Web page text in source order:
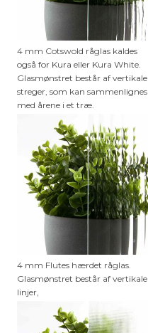
4 mm Cotswold råglas kaldes
også for Kura eller Kura White.
Glasmønstret består af vertikale
streger, som kan sammenlignes
med årene i et træ.
4 mm Flutes hærdet råglas.
Glasmønstret består af vertikale
linjer,